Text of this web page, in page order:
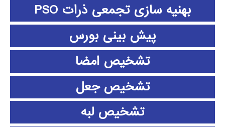
بهنیه سازی تجمعی ذرات PSO
پیش بینی بورس
تشخیص امضا
تشخیص جعل
تشخیص لبه